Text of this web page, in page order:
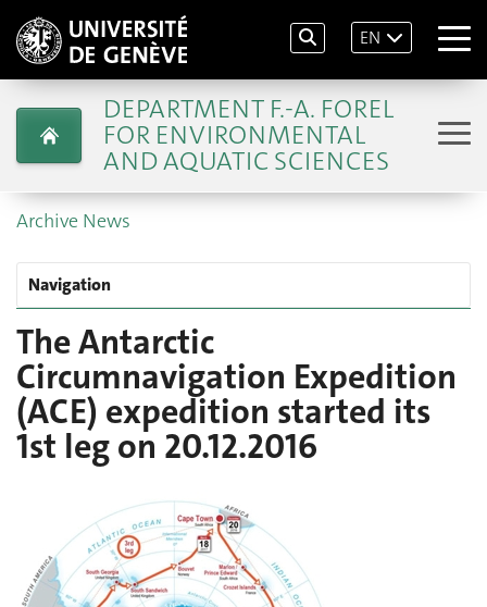
EN
DEPARTMENT F.-A. FOREL
FOR ENVIRONMENTAL
AND AQUATIC SCIENCES
Archive News
Navigation
The Antarctic
Circumnavigation Expedition
(ACE) expedition started its
1st leg on 20.12.2016